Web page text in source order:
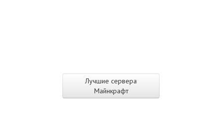
Лучшие сервера
Майнкрафт